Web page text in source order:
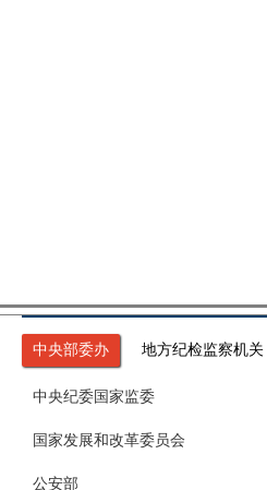
中央部委办 地方纪检监察机关
中央纪委国家监委
国家发展和改革委员会
公安部